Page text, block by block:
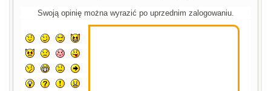
Swoją opinię można wyrazić po uprzednim zalogowaniu.